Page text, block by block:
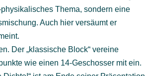
Thema, sondern eine
Auch hier versäumt er
Der „klassische Block“ vereine
wie einen 14-Geschosser mit ein.